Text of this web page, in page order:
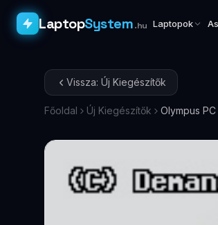
LaptopSystem.hu Laptopok
Vissza: Új Kiegészítők
Főoldal Új Kiegészítők Olympus